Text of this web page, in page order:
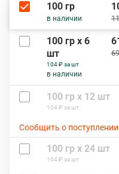
100 гр
в наличии
100 гр х 6
шт
104 ₽ за шт
в наличии
100 гр х 12 шт
104 ₽ за шт
Сообщить о поступлении
100 гр х 24 шт
104 ₽ за шт